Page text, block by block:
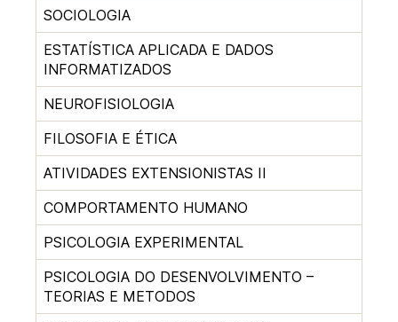
SOCIOLOGIA
ESTATÍSTICA APLICADA E DADOS
INFORMATIZADOS
NEUROFISIOLOGIA
FILOSOFIA E ÉTICA
ATIVIDADES EXTENSIONISTAS II
COMPORTAMENTO HUMANO
PSICOLOGIA EXPERIMENTAL
PSICOLOGIA DO DESENVOLVIMENTO –
TEORIAS E METODOS